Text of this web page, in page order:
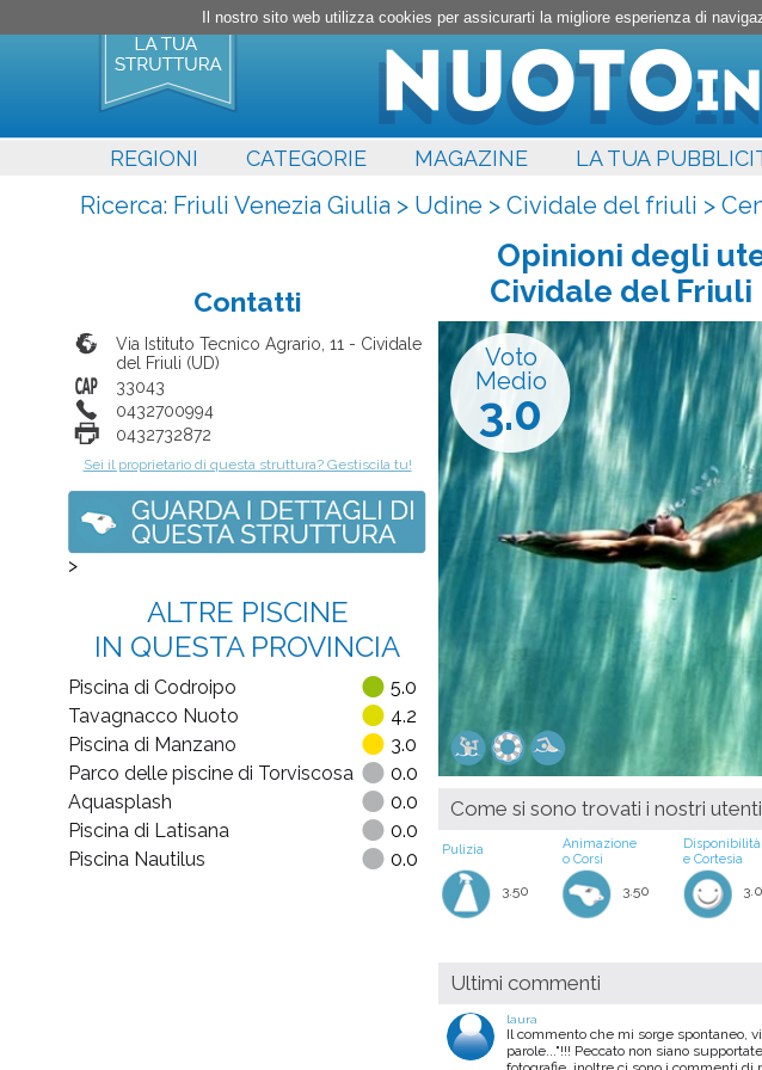
REGIONI CATEGORIE MAGAZINE LA TUA
Ricerca: Friuli Venezia Giulia > Udine > Cividale del friuli >
Opinioni degli
Cividale del Friuli
Voto
Medio
3.0
Come si sono trovati i nostri utenti
Pulizia
3.50
Animazione
o Corsi
3.50
Disponibilità
e Cortesia
Ultimi commenti
laura
Il commento che mi sorge spontaneo,
parole..."!!! Peccato non siano
Contatti
Via Istituto Tecnico Agrario, 11 - Cividale
del Friuli (UD)
33043
0432700994
0432732872
Sei il proprietario di questa struttura? Gestiscila tu!
>
ALTRE PISCINE
IN QUESTA PROVINCIA
Piscina di Codroipo
5.0
Tavagnacco Nuoto
4.2
Piscina di Manzano
3.0
Parco delle piscine di Torviscosa
0.0
Aquasplash
0.0
Piscina di Latisana
0.0
Piscina Nautilus
0.0
Il nostro sito web utilizza cookies per assicurarti la migliore esperienza di